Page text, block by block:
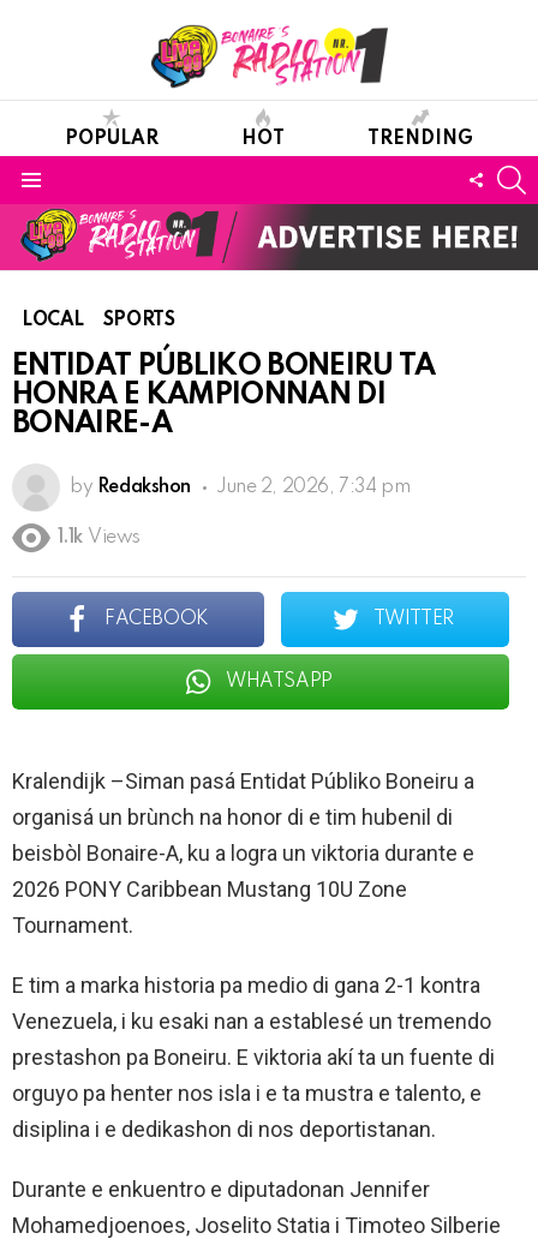
POPULAR HOT TRENDING
LOCAL SPORTS
ENTIDAT PÚBLIKO BONEIRU TA
HONRA E KAMPIONNAN DI
BONAIRE-A
by Redakshon June 2, 2026, 7:34 pm
1.1k Views
FACEBOOK TWITTER
WHATSAPP
Kralendijk –Siman pasá Entidat Públiko Boneiru a
organisá un brùnch na honor di e tim hubenil di
beisbòl Bonaire-A, ku a logra un viktoria durante e
2026 PONY Caribbean Mustang 10U Zone
Tournament.
E tim a marka historia pa medio di gana 2-1 kontra
Venezuela, i ku esaki nan a establesé un tremendo
prestashon pa Boneiru. E viktoria akí ta un fuente di
orguyo pa henter nos isla i e ta mustra e talento, e
disiplina i e dedikashon di nos deportistanan.
Durante e enkuentro e diputadonan Jennifer
Mohamedjoenoes, Joselito Statia i Timoteo Silberie